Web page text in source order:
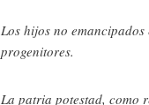
Los hijos no
progenitores.
La patria potestad, como